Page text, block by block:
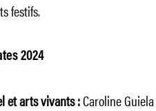
festifs.
2024
et arts vivants :Caroline